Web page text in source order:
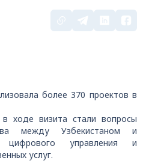
более 370 проектов в
ходе визита стали вопросы
между Узбекистаном и
управления и
услуг.